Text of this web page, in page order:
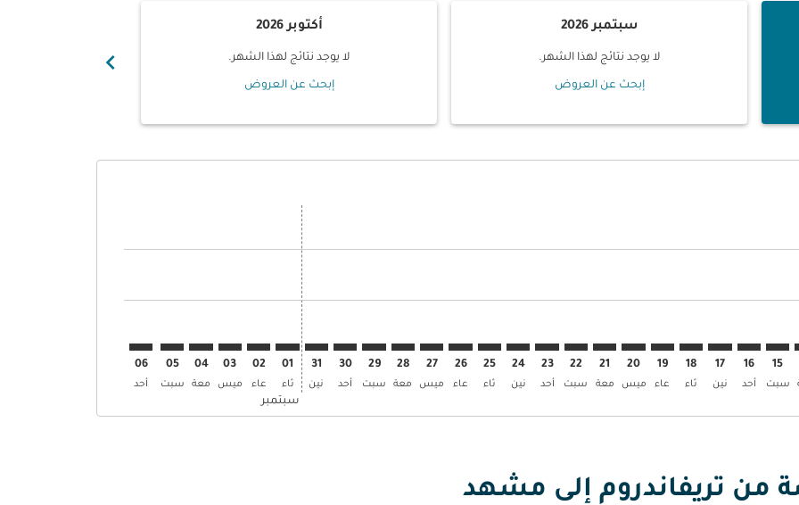
سبتمبر 2026
لا يوجد نتائج لهذا الشهر.
إبحث عن العروض
أكتوبر 2026
لا يوجد نتائج لهذا الشهر.
إبحث عن العروض
chevron_right
15
سبت
16
أحد
17
نين
18
ثاء
19
عاء
20
ميس
21
معة
22
سبت
23
أحد
24
نين
TRV–MHD: cmp-view-offers-disclaimer. إبحث عن العروض
25
ثاء
TRV–MHD: cmp-view-offers-disclaimer. إبحث عن العروض
26
عاء
TRV–MHD: cmp-view-offers-disclaimer. إبحث عن العروض
27
ميس
TRV–MHD: cmp-view-offers-disclaimer. إبحث عن العروض
28
معة
TRV–MHD: cmp-view-offers-disclaimer. إبحث عن العروض
29
سبت
TRV–MHD: cmp-view-offers-disclaimer. إبحث عن العروض
30
أحد
TRV–MHD: cmp-view-offers-disclaimer. إبحث عن العروض
31
نين
01
ثاء
سبتمبر
02
عاء
03
ميس
04
معة
05
سبت
06
أحد
من تريفاندروم إلى مشهد